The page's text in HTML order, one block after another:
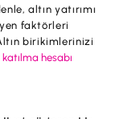
altın yatırımı
faktörleri
birikimlerinizi
katılma hesabı